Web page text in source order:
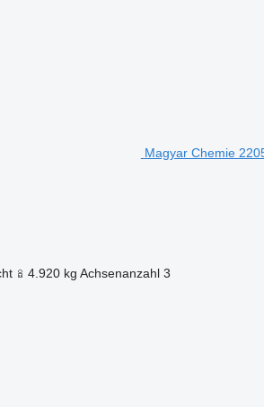
Magyar Chemie
4.920 kg Achsenanzahl 3